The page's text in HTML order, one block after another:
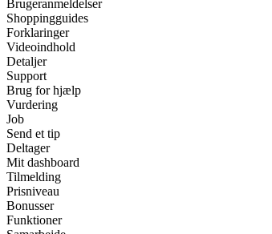
Brugeranmeldelser
Shoppingguides
Forklaringer
Videoindhold
Detaljer
Support
Brug for hjælp
Vurdering
Job
Send et tip
Deltager
Mit dashboard
Tilmelding
Prisniveau
Bonusser
Funktioner